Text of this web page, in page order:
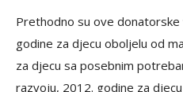
Prethodno su ove
godine za djecu oboljelu od
za djecu sa posebnim
razvoju, 2012. godine za